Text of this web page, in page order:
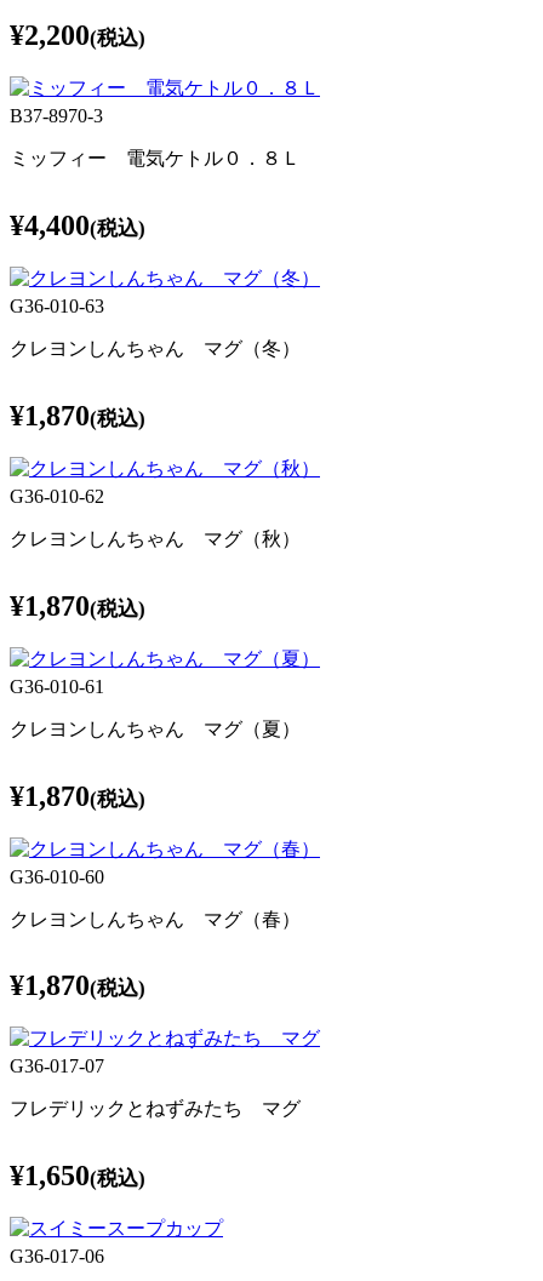
¥2,200(税込)
B37-8970-3
ミッフィー 電気ケトル０．８Ｌ
¥4,400(税込)
G36-010-63
クレヨンしんちゃん マグ（冬）
¥1,870(税込)
G36-010-62
クレヨンしんちゃん マグ（秋）
¥1,870(税込)
G36-010-61
クレヨンしんちゃん マグ（夏）
¥1,870(税込)
G36-010-60
クレヨンしんちゃん マグ（春）
¥1,870(税込)
G36-017-07
フレデリックとねずみたち マグ
¥1,650(税込)
G36-017-06